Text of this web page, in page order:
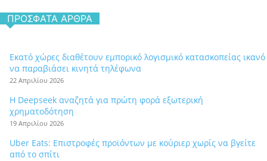
ΠΡΌΣΦΑΤΑ ΆΡΘΡΑ
Εκατό χώρες διαθέτουν εμπορικό λογισμικό κατασκοπείας ικανό
να παραβιάσει κινητά τηλέφωνα
22 Απριλίου 2026
Η Deepseek αναζητά για πρώτη φορά εξωτερική
χρηματοδότηση
19 Απριλίου 2026
Uber Eats: Επιστροφές προϊόντων με κούριερ χωρίς να βγείτε
από το σπίτι